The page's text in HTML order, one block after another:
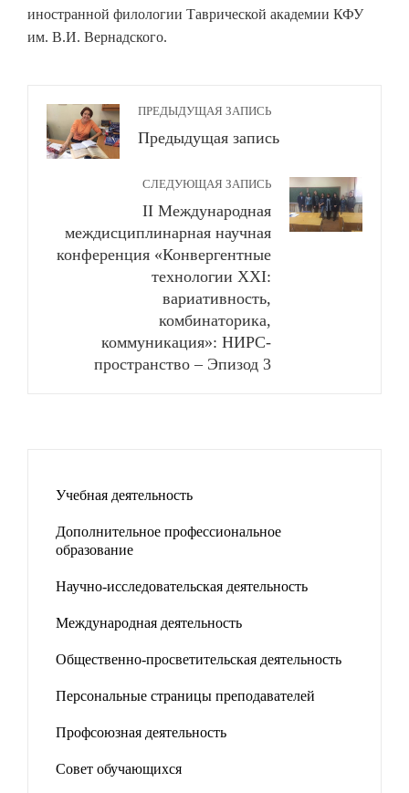
иностранной филологии Таврической академии КФУ
им. В.И. Вернадского.
ПРЕДЫДУЩАЯ ЗАПИСЬ
Предыдущая запись
СЛЕДУЮЩАЯ ЗАПИСЬ
II Международная
междисциплинарная научная
конференция «Конвергентные
технологии ХХI:
вариативность,
комбинаторика,
коммуникация»: НИРС-
пространство – Эпизод 3
Учебная деятельность
Дополнительное профессиональное
образование
Научно-исследовательская деятельность
Международная деятельность
Общественно-просветительская деятельность
Персональные страницы преподавателей
Профсоюзная деятельность
Совет обучающихся